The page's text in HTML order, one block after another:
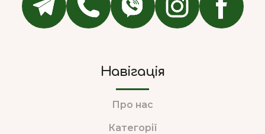
Навігація
Про нас
Категорії